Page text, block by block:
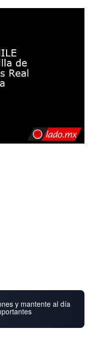
y mantente al día